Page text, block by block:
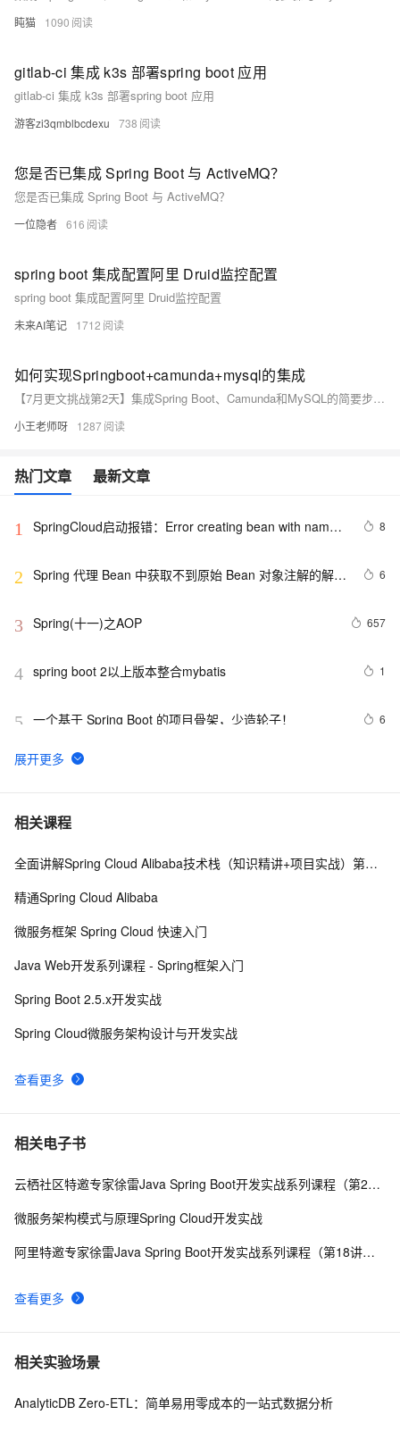
盹猫 1090
gitlab-ci 集成 k3s 部署spring boot 应用
gitlab-ci 集成 k3s 部署spring boot 应用
游客zi3qmblbcdexu 738
您是否已集成 Spring Boot 与 ActiveMQ？
您是否已集成 Spring Boot 与 ActiveMQ？
一位隐者 616
spring boot 集成配置阿里 Druid监控配置
spring boot 集成配置阿里 Druid监控配置
未来AI笔记 1712
如何实现Springboot+camunda+mysql的集成
【7月更文挑战第2天】集成Spring Boot、Camunda和MySQL的简要步骤： 1. 初始化Spring Boot项目，添加Camunda和MySQL驱动依赖。 2. 配置`application.properties`，包括数据库URL、用户名和密码。 3. 设置Camunda引擎属性，指定数据源。 4. 引入流程定义文件（如`.bpmn`）。 5. 创建服务处理流程操作，创建控制器接收请求。 6. Camunda自动在数据库创建表结构。 7. 启动应用，测试流程启动，如通过服务和控制器开始流程实例。 示例代码包括服务类启动流程实例及控制器接口。实际集成需按业务需求调整。
小王老师呀 1287
热门文章 最新文章
1
SpringCloud启动报错：Error creating bean with name
8
2 Spring 代理 Bean 中获取不到原始 Bean 对象注解的解决
6
3 Spring(十一)之AOP 657
4 spring boot 2以上版本整合mybatis 1
5 6
6 Spring事务传播行为
7 Spring security
8 微服务框架（十九）Spring Boot 可视化监控
10SpringMVC中类型转换器Converter＜S,T＞详解
相关课程
查看更多
全面讲解Spring Cloud Alibaba技术栈（知识精讲+项目实战）第二阶段
精通Spring Cloud Alibaba
微服务框架 Spring Cloud 快速入门
Java Web开发系列课程 - Spring框架入门
Spring Boot 2.5.x开发实战
Spring Cloud微服务架构设计与开发实战
相关电子书
查看更多
云栖社区特邀专家徐雷Java Spring Boot开发实战系列课程（第20讲）：经典面试题与阿里等名企内部招聘求职面试技巧
微服务架构模式与原理Spring Cloud开发实战
阿里特邀专家徐雷Java Spring Boot开发实战系列课程（第18讲）：制作Java Docker镜像与推送到DockerHub和阿里云Docker仓库
相关实验场景
AnalyticDB Zero-ETL：简单易用零成本的一站式数据分析